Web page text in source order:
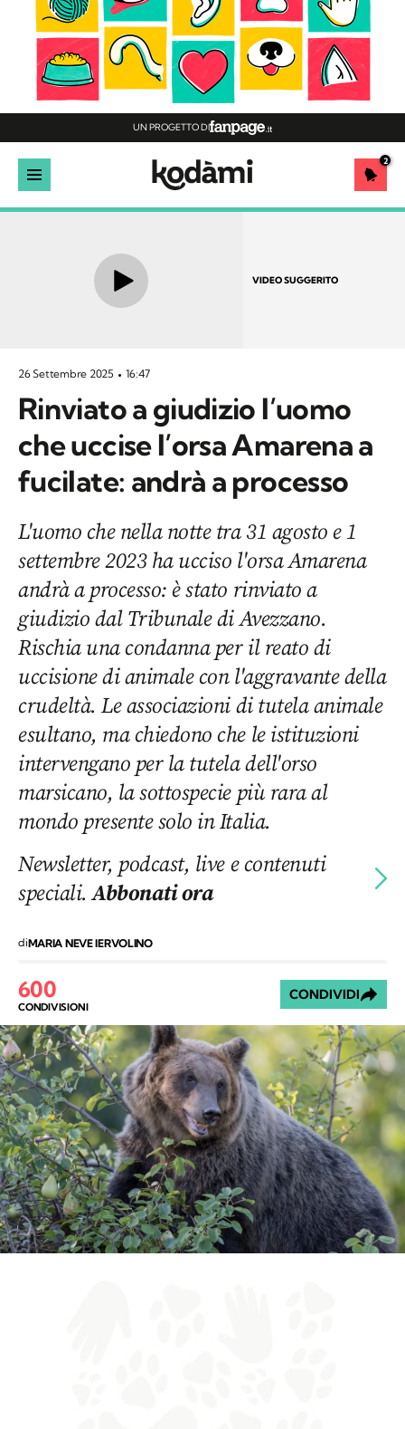
UN PROGETTO DI
2
VIDEO SUGGERITO
26 Settembre 2025 16:47
Rinviato a giudizio l’uomo
che uccise l’orsa Amarena a
fucilate: andrà a processo
L'uomo che nella notte tra 31 agosto e 1
settembre 2023 ha ucciso l'orsa Amarena
andrà a processo: è stato rinviato a
giudizio dal Tribunale di Avezzano.
Rischia una condanna per il reato di
uccisione di animale con l'aggravante della
crudeltà. Le associazioni di tutela animale
esultano, ma chiedono che le istituzioni
intervengano per la tutela dell'orso
marsicano, la sottospecie più rara al
mondo presente solo in Italia.
Newsletter, podcast, live e contenuti
speciali.Abbonati ora
diMARIA NEVE IERVOLINO
600
CONDIVISIONI
CONDIVIDI